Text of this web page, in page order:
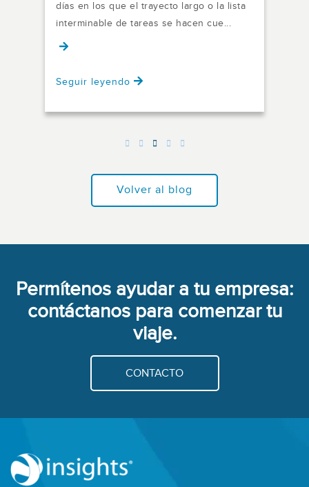
días en los que el trayecto largo o la lista
interminable de tareas se hacen cue...
Seguir leyendo
Volver al blog
Permítenos ayudar a tu empresa:
contáctanos para comenzar tu
viaje.
CONTACTO